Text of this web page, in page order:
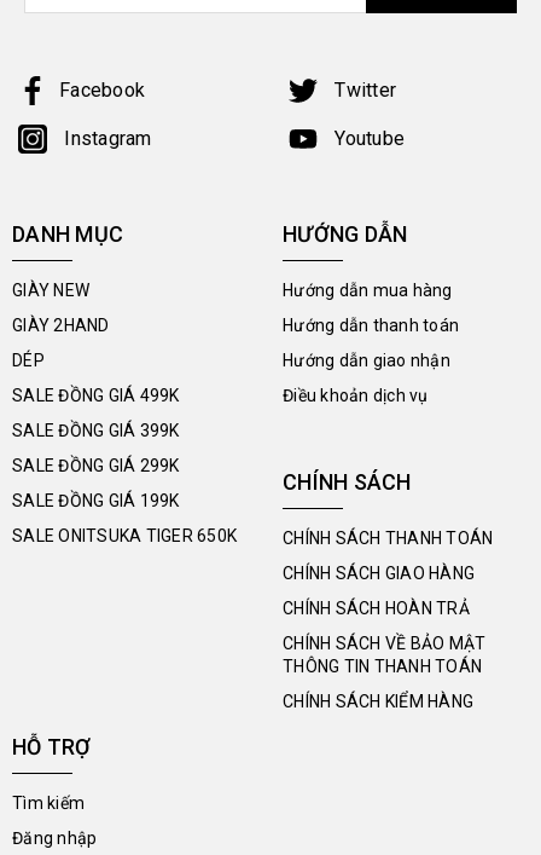
Facebook Twitter
Instagram Youtube
DANH MỤC
GIÀY NEW
GIÀY 2HAND
DÉP
SALE ĐỒNG GIÁ 499K
SALE ĐỒNG GIÁ 399K
SALE ĐỒNG GIÁ 299K
SALE ĐỒNG GIÁ 199K
SALE ONITSUKA TIGER 650K
HƯỚNG DẪN
Hướng dẫn mua hàng
Hướng dẫn thanh toán
Hướng dẫn giao nhận
Điều khoản dịch vụ
CHÍNH SÁCH
CHÍNH SÁCH THANH TOÁN
CHÍNH SÁCH GIAO HÀNG
CHÍNH SÁCH HOÀN TRẢ
CHÍNH SÁCH VỀ BẢO MẬT
THÔNG TIN THANH TOÁN
CHÍNH SÁCH KIỂM HÀNG
HỖ TRỢ
Tìm kiếm
Đăng nhập